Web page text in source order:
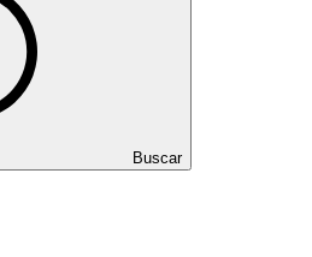
Buscar